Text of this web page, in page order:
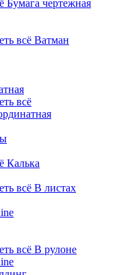
Бумага чертежная
всё Ватман
всё
Калька
всё В листах
всё В рулоне